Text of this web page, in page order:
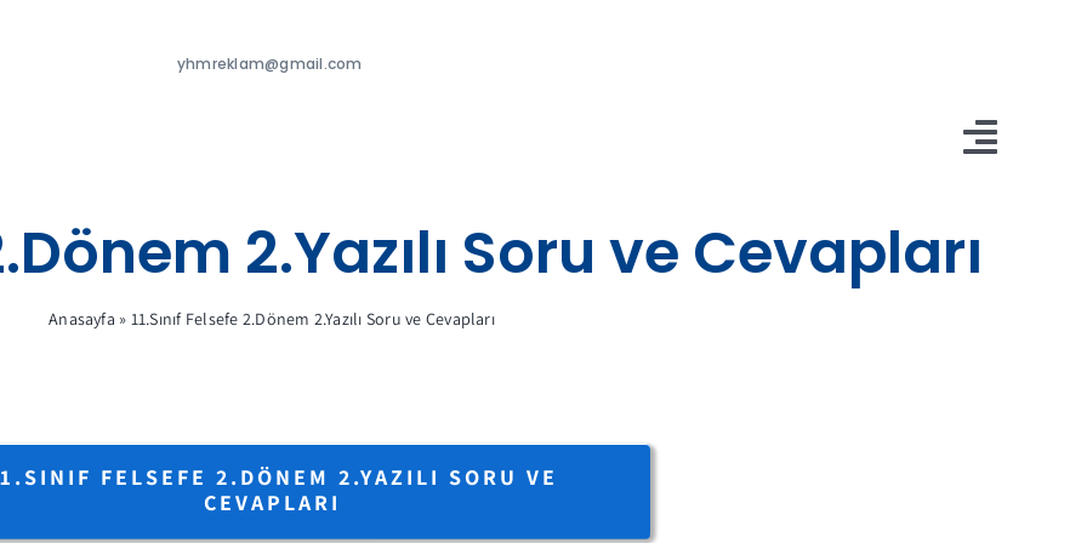
yhmreklam@gmail.com
2.Yazılı Soru ve Cevapları
Anasayfa » 11.Sınıf Felsefe 2.Dönem 2.Yazılı Soru ve Cevapları
FELSEFE 2.DÖNEM 2.YAZILI SORU VE
CEVAPLARI